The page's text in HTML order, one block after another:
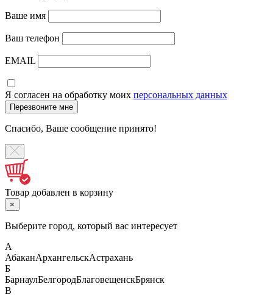
Ваше имя
Ваш телефон
EMAIL
Я согласен на обработку моих персональных данных
Спасибо, Ваше сообщение принято!
Товар добавлен в корзину
×
Выберите город, который вас интересует
А
АбаканАрхангельскАстрахань
Б
БарнаулБелгородБлаговещенскБрянск
В